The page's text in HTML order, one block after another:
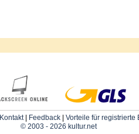
Kontakt| Feedback| Vorteile für registrierte
© 2003 - 2026 kultur.net